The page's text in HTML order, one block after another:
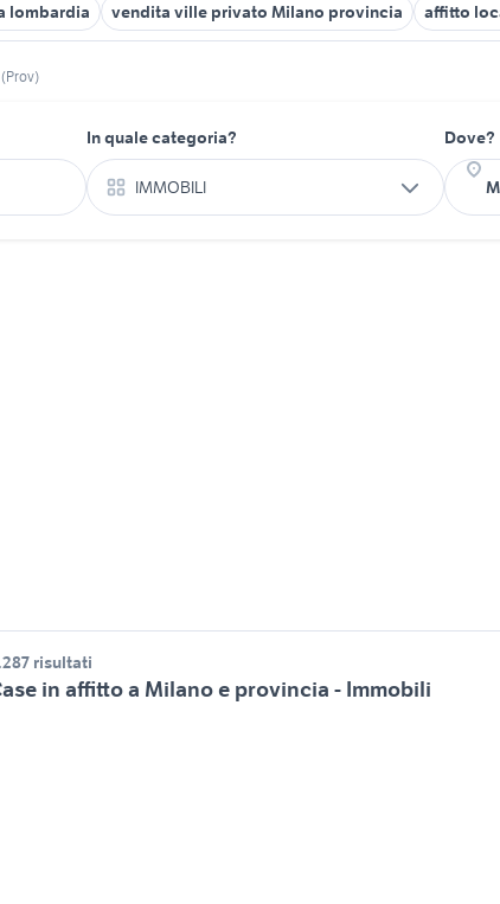
lombardia vendita ville privato Milano provincia affitto
In quale categoria?
IMMOBILI
Dove?
risultati
in affitto a Milano e provincia - Immobili